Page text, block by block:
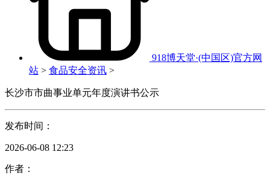
918博天堂·(中国区)官方网
站 > 食品安全资讯 >
长沙市市曲事业单元年度演讲书公示
发布时间：
2026-06-08 12:23
作者：